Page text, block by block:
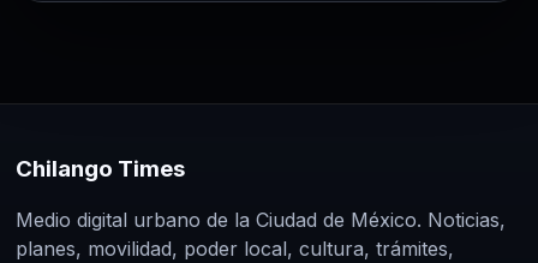
Chilango Times
Medio digital urbano de la Ciudad de México. Noticias,
planes, movilidad, poder local, cultura, trámites,